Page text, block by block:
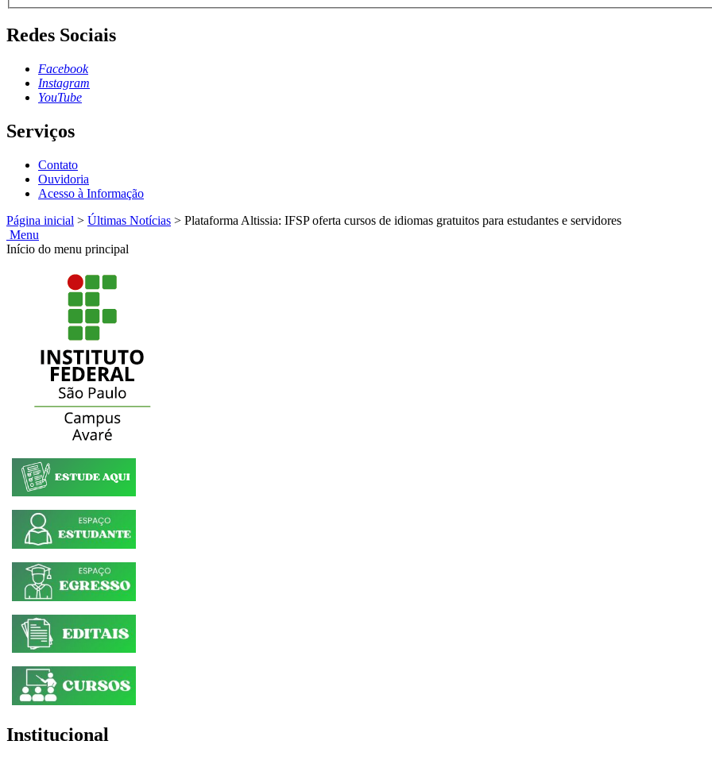
Redes Sociais
Facebook
Instagram
YouTube
Serviços
Contato
Ouvidoria
Acesso à Informação
Página inicial > Últimas Notícias > Plataforma Altissia: IFSP oferta cursos de idiomas gratuitos para estudantes e servidores
Menu
Início do menu principal
Institucional